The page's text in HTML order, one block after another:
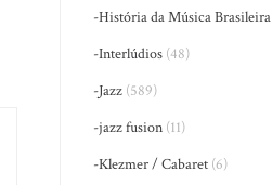
-História da Música Brasileira
-Interlúdios (48)
-Jazz (589)
-jazz fusion (11)
-Klezmer / Cabaret (6)